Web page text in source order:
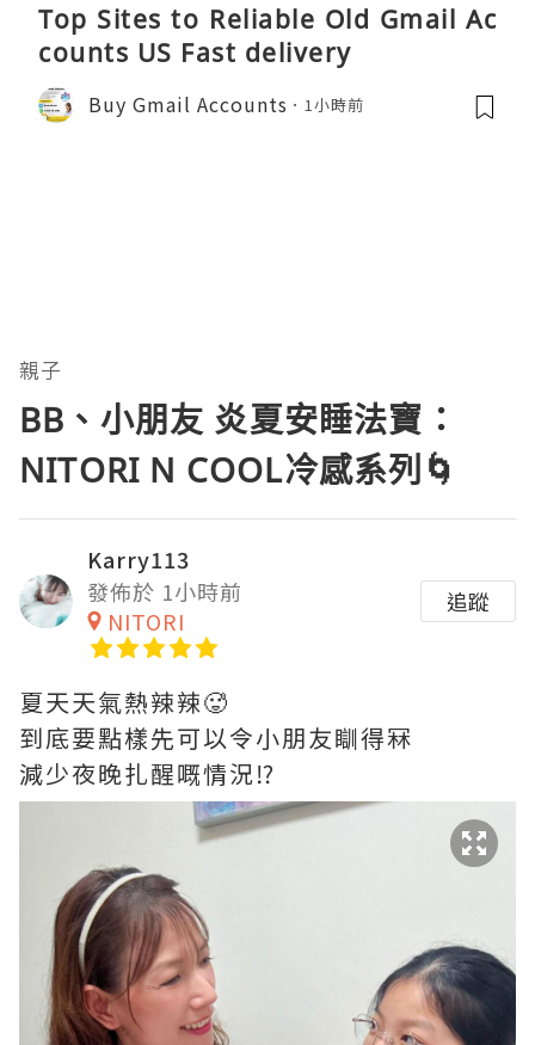
Top Sites to Reliable Old Gmail Ac
counts US Fast delivery
Buy Gmail Accounts 1小時前
親子
BB、小朋友 炎夏安睡法寶：
NITORI N COOL冷感系列🌀
Karry113
發佈於 1小時前
NITORI
追蹤
夏天天氣熱辣辣🥵
到底要點樣先可以令小朋友瞓得冧
減少夜晚扎醒嘅情況⁉️